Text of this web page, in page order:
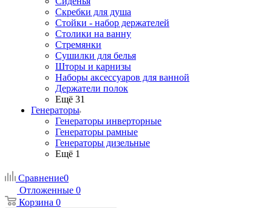
Скребки для душа
Стойки - набор держателей
Столики на ванну
Стремянки
Сушилки для белья
Шторы и карнизы
Наборы аксессуаров для ванной
Держатели полок
Ещё 31
Генераторы
Генераторы инверторные
Генераторы рамные
Генераторы дизельные
Ещё 1
Сравнение0
Отложенные 0
Корзина 0